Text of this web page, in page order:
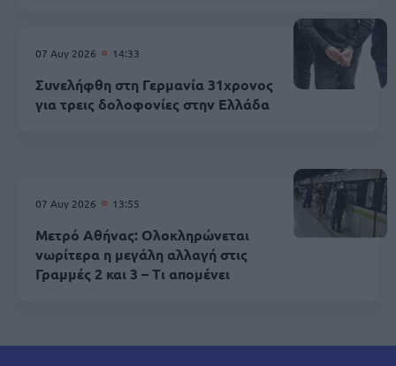
07 Αυγ 2026 14:33
Συνελήφθη στη Γερμανία 31χρονος
για τρεις δολοφονίες στην Ελλάδα
07 Αυγ 2026 13:55
Μετρό Αθήνας: Ολοκληρώνεται
νωρίτερα η μεγάλη αλλαγή στις
Γραμμές 2 και 3 – Τι απομένει